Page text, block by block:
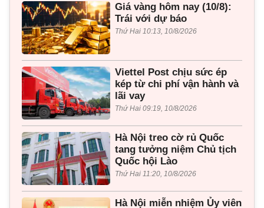
Giá vàng hôm nay (10/8):
Trái với dự báo
Thứ Hai 10:13, 10/8/2026
Viettel Post chịu sức ép
kép từ chi phí vận hành và
lãi vay
Thứ Hai 09:19, 10/8/2026
Hà Nội treo cờ rủ Quốc
tang tưởng niệm Chủ tịch
Quốc hội Lào
Thứ Hai 11:20, 10/8/2026
Hà Nội miễn nhiệm Ủy viên